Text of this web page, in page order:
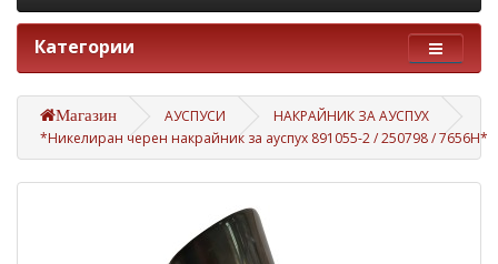
Категории
Магазин АУСПУСИ
НАКРАЙНИК ЗА АУСПУХ
*Никелиран черен накрайник за ауспух 891055-2 / 250798 / 7656H*